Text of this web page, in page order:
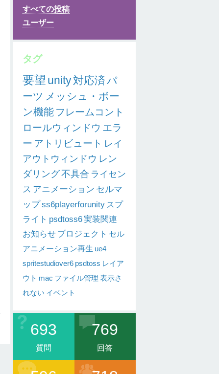
すべての投稿
ユーザー
タグ
要望 unity対応済パ
ーツ メッシュ・ボー
ン機能 フレームコント
ロールウィンドウ エラ
ー アトリビュート レイ
アウトウィンドウ レン
ダリング不具合 ライセン
ス アニメーション セルマ
ップss6playerforunity スプ
ライト psdtoss6実装関連
お知らせ プロジェクト セル
アニメーション再生 ue4
spritestudiover6 psdtoss レイア
ウト mac ファイル管理 表示さ
れない イベント
693
質問
769
回答